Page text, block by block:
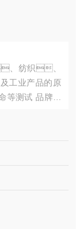
、纺织、
工业产品的原
测试 品牌压
使用寿命